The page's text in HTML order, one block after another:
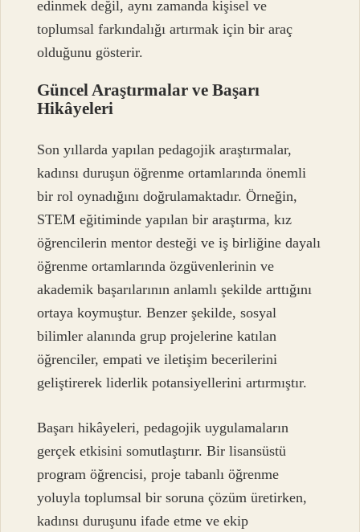
edinmek değil, aynı zamanda kişisel ve
toplumsal farkındalığı artırmak için bir araç
olduğunu gösterir.
Güncel Araştırmalar ve Başarı
Hikâyeleri
Son yıllarda yapılan pedagojik araştırmalar,
kadınsı duruşun öğrenme ortamlarında önemli
bir rol oynadığını doğrulamaktadır. Örneğin,
STEM eğitiminde yapılan bir araştırma, kız
öğrencilerin mentor desteği ve iş birliğine dayalı
öğrenme ortamlarında özgüvenlerinin ve
akademik başarılarının anlamlı şekilde arttığını
ortaya koymuştur. Benzer şekilde, sosyal
bilimler alanında grup projelerine katılan
öğrenciler, empati ve iletişim becerilerini
geliştirerek liderlik potansiyellerini artırmıştır.
Başarı hikâyeleri, pedagojik uygulamaların
gerçek etkisini somutlaştırır. Bir lisansüstü
program öğrencisi, proje tabanlı öğrenme
yoluyla toplumsal bir soruna çözüm üretirken,
kadınsı duruşunu ifade etme ve ekip